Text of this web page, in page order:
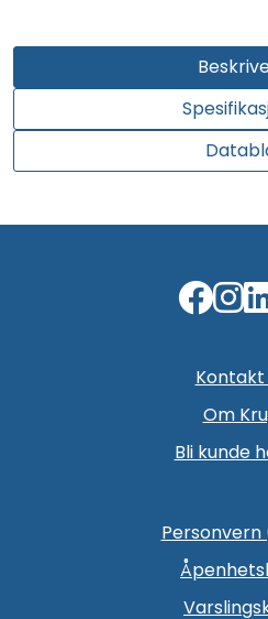
Kontakt
Om
Bli kunde
Personvern